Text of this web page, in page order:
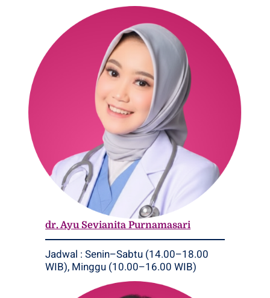
dr. Ayu Sevianita Purnamasari
Jadwal : Senin–Sabtu (14.00–18.00
WIB), Minggu (10.00–16.00 WIB)